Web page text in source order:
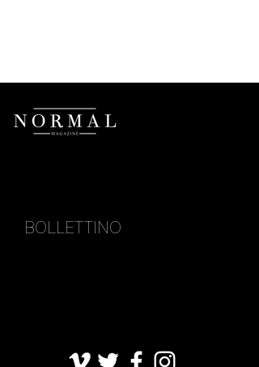
BOLLETTINO